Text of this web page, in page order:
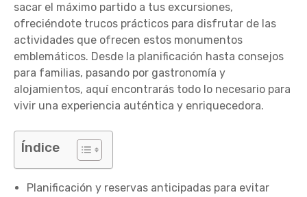
sacar el máximo partido a tus excursiones,
ofreciéndote trucos prácticos para disfrutar de las
actividades que ofrecen estos monumentos
emblemáticos. Desde la planificación hasta consejos
para familias, pasando por gastronomía y
alojamientos, aquí encontrarás todo lo necesario para
vivir una experiencia auténtica y enriquecedora.
Índice
Planificación y reservas anticipadas para evitar